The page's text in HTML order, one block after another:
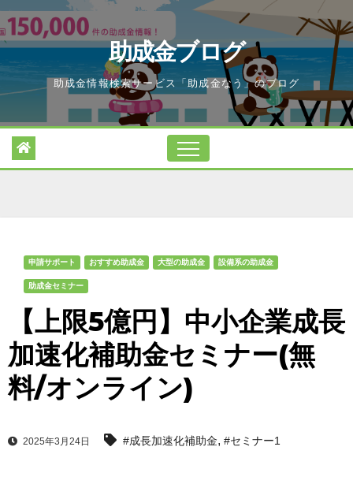
Skip
to
content
助成金ブログ
助成金情報検索サービス「助成金なう」のブログ
申請サポート おすすめ助成金 大型の助成金 設備系の助成金
助成金セミナー
【上限5億円】中小企業成長
加速化補助金セミナー(無
料/オンライン)
2025年3月24日 #成長加速化補助金, #セミナー1